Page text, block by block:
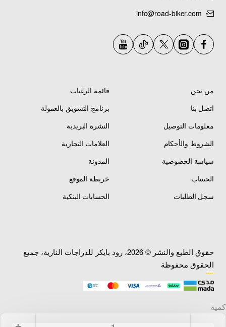
1996 KODIAK 4WD (YFM400FWH) - Clutch
1996 KODIAK 4WD (YFM400FWH_) - Clutch
1996 SECA II (XJ600SHC) - Clutch
1996 WARRIOR (YFM350XH) - Clutch
1996 WOLVERINE 4WD (YFM350FXH) - Clutch
1997 XT350JC - Clutch
1997 YFM350FWJ_MNH - Clutch
info@road-biker.com
من نحن
اتصل بنا
معلومات التوصيل
الشروط والأحكام
سياسة الخصوصية
الحساب
سجل الطلبات
قائمة الرغبات
برنامج التسويق بالعمولة
النشرة البريدية
العلامات التجارية
المدونة
خريطة الموقع
الحسابات البنكية
حقوق الطبع والنشر © 2026، رود بايكر للدراجات النارية، جميع
الحقوق محفوظة